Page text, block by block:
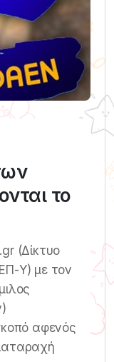
το
(Δίκτυο
Υ) με τον
αφενός